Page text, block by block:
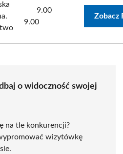
9.00
9.00
Zobacz
o widoczność swojej
na tle konkurencji?
wizytówkę